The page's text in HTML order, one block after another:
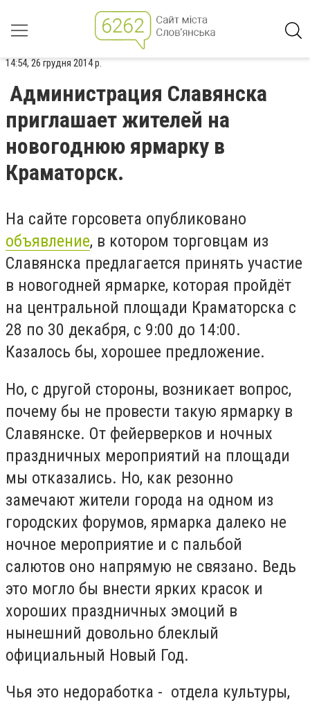
14:54, 26 грудня 2014 р.
Администрация Славянска
приглашает жителей на
новогоднюю ярмарку в
Краматорск.
На сайте горсовета опубликовано
объявление, в котором торговцам из
Славянска предлагается принять участие
в новогодней ярмарке, которая пройдёт
на центральной площади Краматорска с
28 по 30 декабря, с 9:00 до 14:00.
Казалось бы, хорошее предложение.
Но, с другой стороны, возникает вопрос,
почему бы не провести такую ярмарку в
Славянске. От фейерверков и ночных
праздничных мероприятий на площади
мы отказались. Но, как резонно
замечают жители города на одном из
городских форумов, ярмарка далеко не
ночное мероприятие и с пальбой
салютов оно напрямую не связано. Ведь
это могло бы внести ярких красок и
хороших праздничных эмоций в
нынешний довольно блеклый
официальный Новый Год.
Чья это недоработка - отдела культуры,